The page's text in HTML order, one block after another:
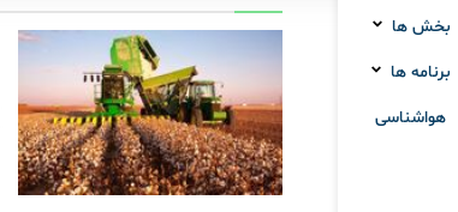
بخش ها
برنامه ها
هواشناسی